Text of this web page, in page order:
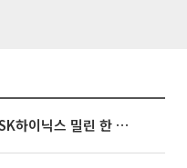
[베스트&워스트] 삼성전자·SK하이닉스 밀린 한 주…상상인증권은 85% 급등